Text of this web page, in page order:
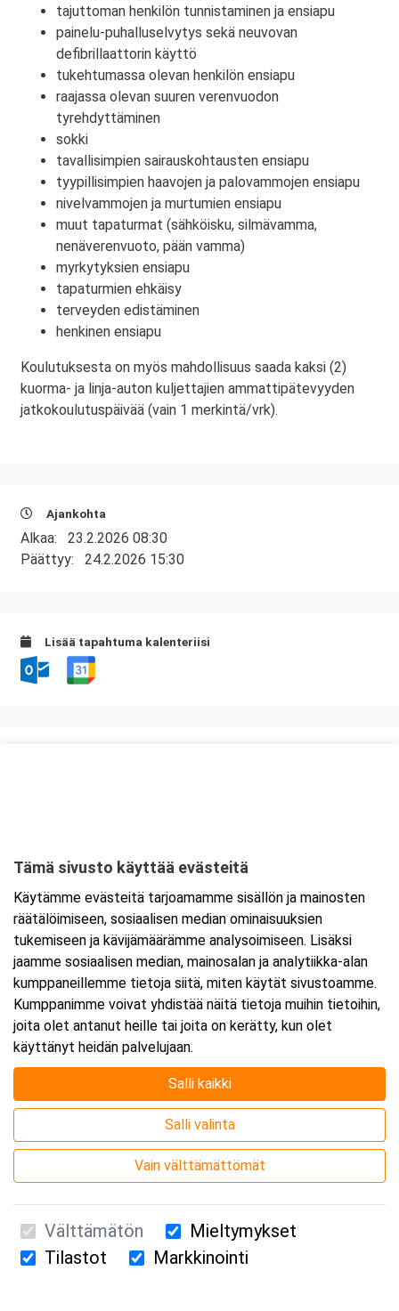
tajuttoman henkilön tunnistaminen ja ensiapu
painelu-puhalluselvytys sekä neuvovan
defibrillaattorin käyttö
tukehtumassa olevan henkilön ensiapu
raajassa olevan suuren verenvuodon
tyrehdyttäminen
sokki
tavallisimpien sairauskohtausten ensiapu
tyypillisimpien haavojen ja palovammojen ensiapu
nivelvammojen ja murtumien ensiapu
muut tapaturmat (sähköisku, silmävamma,
nenäverenvuoto, pään vamma)
myrkytyksien ensiapu
tapaturmien ehkäisy
terveyden edistäminen
henkinen ensiapu
Koulutuksesta on myös mahdollisuus saada kaksi (2)
kuorma- ja linja-auton kuljettajien ammattipätevyyden
jatkokoulutuspäivää (vain 1 merkintä/vrk).
Ajankohta
Alkaa: 23.2.2026 08:30
Päättyy: 24.2.2026 15:30
Lisää tapahtuma kalenteriisi
Tarkempi kartta ja ajo-ohjeet
Suomen Ensiapukoulutus Oy / Valimotie 21 / 00380 Helsinki
Tämä sivusto käyttää evästeitä
Käytämme evästeitä tarjoamamme sisällön ja mainosten
räätälöimiseen, sosiaalisen median ominaisuuksien
tukemiseen ja kävijämäärämme analysoimiseen. Lisäksi
jaamme sosiaalisen median, mainosalan ja analytiikka-alan
kumppaneillemme tietoja siitä, miten käytät sivustoamme.
Kumppanimme voivat yhdistää näitä tietoja muihin tietoihin,
joita olet antanut heille tai joita on kerätty, kun olet
käyttänyt heidän palvelujaan.
Salli kaikki
Salli valinta
Vain välttämättömät
Välttämätön
Mieltymykset
Tilastot
Markkinointi